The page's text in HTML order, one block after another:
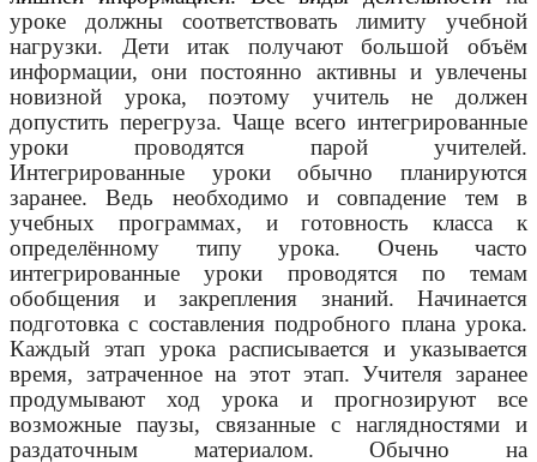
уроке должны соответствовать лимиту учебной
нагрузки. Дети итак получают большой объём
информации, они постоянно активны и увлечены
новизной урока, поэтому учитель не должен
допустить перегруза. Чаще всего интегрированные
уроки проводятся парой учителей.
Интегрированные уроки обычно планируются
заранее. Ведь необходимо и совпадение тем в
учебных программах, и готовность класса к
определённому типу урока. Очень часто
интегрированные уроки проводятся по темам
обобщения и закрепления знаний. Начинается
подготовка с составления подробного плана урока.
Каждый этап урока расписывается и указывается
время, затраченное на этот этап. Учителя заранее
продумывают ход урока и прогнозируют все
возможные паузы, связанные с наглядностями и
раздаточным материалом. Обычно на